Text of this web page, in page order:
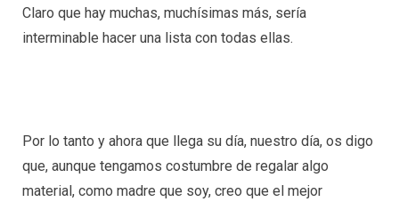
Claro que hay muchas, muchísimas más, sería
interminable hacer una lista con todas ellas.
Por lo tanto y ahora que llega su día, nuestro día, os digo
que, aunque tengamos costumbre de regalar algo
material, como madre que soy, creo que el mejor